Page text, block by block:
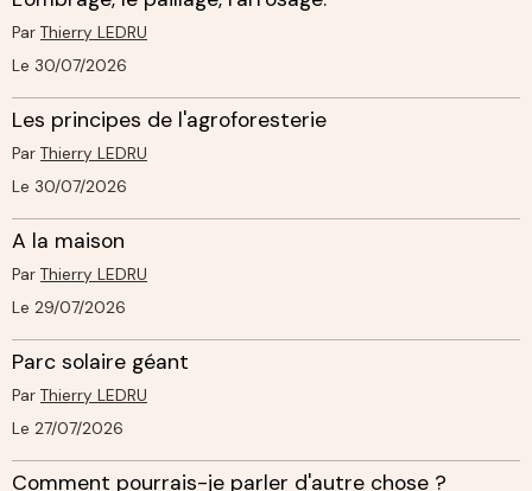
Par Thierry LEDRU
Le 30/07/2026
Les principes de l'agroforesterie
Par Thierry LEDRU
Le 30/07/2026
A la maison
Par Thierry LEDRU
Le 29/07/2026
Parc solaire géant
Par Thierry LEDRU
Le 27/07/2026
Comment pourrais-je parler d'autre chose ?